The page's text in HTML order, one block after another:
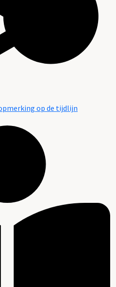
op de tijdlijn